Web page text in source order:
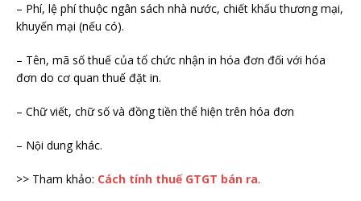
– Phí, lệ phí thuộc ngân sách nhà nước, chiết khấu thương mại,
khuyến mại (nếu có).
– Tên, mã số thuế của tổ chức nhận in hóa đơn đối với hóa
đơn do cơ quan thuế đặt in.
– Chữ viết, chữ số và đồng tiền thể hiện trên hóa đơn
– Nội dung khác.
>> Tham khảo: Cách tính thuế GTGT bán ra.